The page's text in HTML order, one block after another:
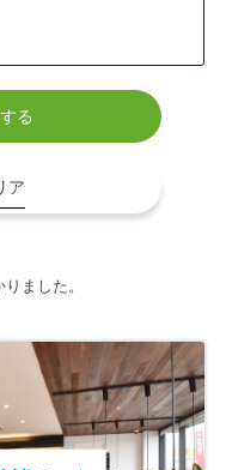
る
ア
ました。